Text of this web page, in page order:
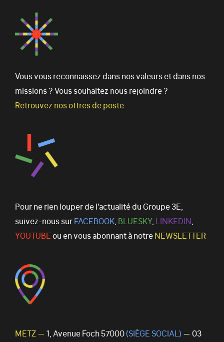
Vous vous reconnaissez dans nos valeurs et dans nos
missions ? Vous souhaitez nous rejoindre ?
Retrouvez nos offres de poste
Pour ne rien louper de l’actualité du Groupe 3E,
suivez-nous surFACEBOOK BLUESKY, LINKEDIN
YOUTUBEou en vous abonnant à notreNEWSLETTER
METZ — 1, Avenue Foch 57000(SIÈGE SOCIAL) — 03